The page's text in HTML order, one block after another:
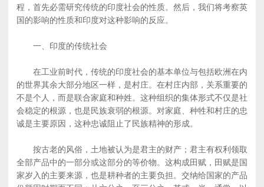
程，首先必需研究传统的印度社会的性质。然后，我们将考察英
国的影响的性质和印度对这种影响的反应。
一、印度的传统社会
在工业前时代，传统的印度社会的基本单位与包括欧洲在内
的世界其余大部分地区一样，是村庄。在村庄内部，关系重要的
不是个人，而是联合家庭和种姓。这种组织的集体形式不仅是社
会稳定的根源，也是民族衰弱的根源。对家庭、种牲和村庄的忠
诚是主要原因，这种忠诚阻止了民族精神的形成。
按古老的风俗，土地被认为是君主的财产；君主有权利领取
全部产品中的一部分或这部分的等价物。这构成田赋，田赋是国
家岁入的主要来源，也是耕种者的主要负担。交纳给国家的产品